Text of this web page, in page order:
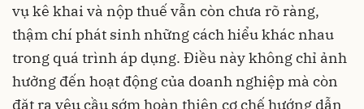
vụ kê khai và nộp thuế vẫn còn chưa rõ ràng,
thậm chí phát sinh những cách hiểu khác nhau
trong quá trình áp dụng. Điều này không chỉ ảnh
hưởng đến hoạt động của doanh nghiệp mà còn
đặt ra yêu cầu sớm hoàn thiện cơ chế hướng dẫn